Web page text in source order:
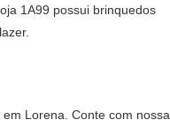
1A99 possui brinquedos
Lorena. Conte com nossa